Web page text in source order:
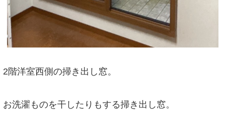
2階洋室西側の掃き出し窓。
お洗濯ものを干したりもする掃き出し窓。